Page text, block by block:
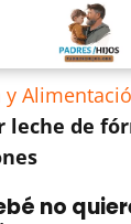
leche de
no